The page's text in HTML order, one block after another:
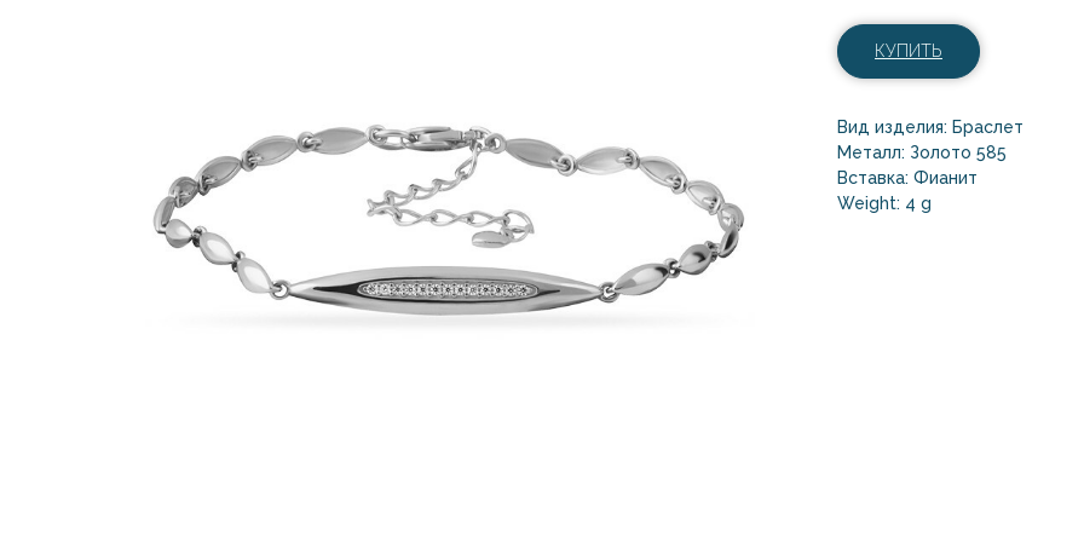
КУПИТЬ
Вид изделия: Браслет
Металл: Золото 585
Вставка: Фианит
Weight: 4 g